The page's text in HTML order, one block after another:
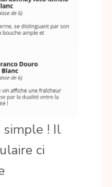
simple ! Il
ci